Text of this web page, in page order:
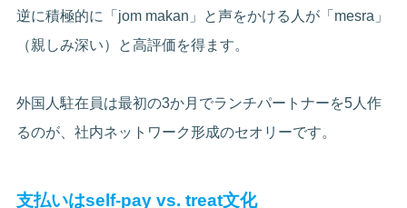
逆に積極的に「jom makan」と声をかける人が「mesra」
（親しみ深い）と高評価を得ます。
外国人駐在員は最初の3か月でランチパートナーを5人作
るのが、社内ネットワーク形成のセオリーです。
支払いはself-pay vs. treat文化